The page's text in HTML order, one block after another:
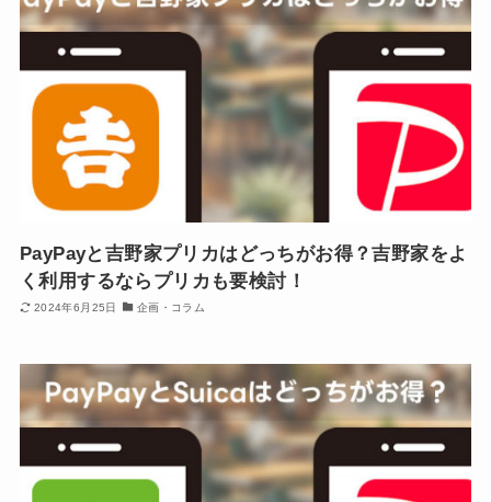
PayPayと吉野家プリカはどっちがお得？吉野家をよ
く利用するならプリカも要検討！
2024年6月25日 企画・コラム